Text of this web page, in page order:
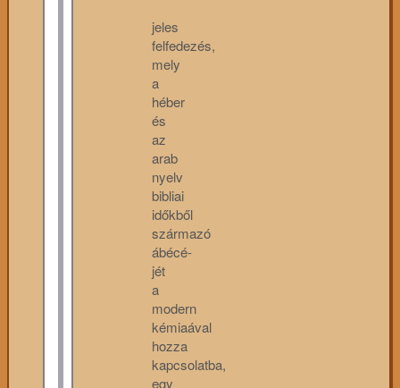
jeles
felfedezés,
mely
a
héber
és
az
arab
nyelv
bibliai
időkből
származó
ábécé-
jét
a
modern
kémiaával
hozza
kapcsolatba,
egy